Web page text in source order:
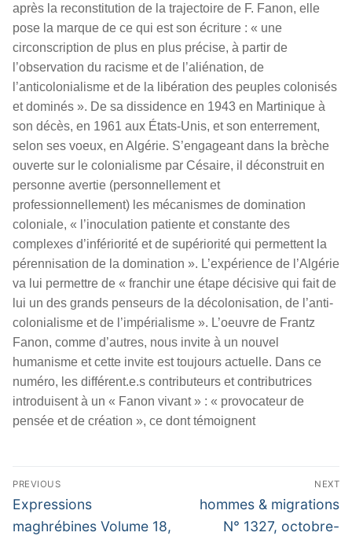
après la reconstitution de la trajectoire de F. Fanon, elle
pose la marque de ce qui est son écriture : « une
circonscription de plus en plus précise, à partir de
l’observation du racisme et de l’aliénation, de
l’anticolonialisme et de la libération des peuples colonisés
et dominés ». De sa dissidence en 1943 en Martinique à
son décès, en 1961 aux États-Unis, et son enterrement,
selon ses voeux, en Algérie. S’engageant dans la brèche
ouverte sur le colonialisme par Césaire, il déconstruit en
personne avertie (personnellement et
professionnellement) les mécanismes de domination
coloniale, « l’inoculation patiente et constante des
complexes d’infériorité et de supériorité qui permettent la
pérennisation de la domination ». L’expérience de l’Algérie
va lui permettre de « franchir une étape décisive qui fait de
lui un des grands penseurs de la décolonisation, de l’anti-
colonialisme et de l’impérialisme ». L’oeuvre de Frantz
Fanon, comme d’autres, nous invite à un nouvel
humanisme et cette invite est toujours actuelle. Dans ce
numéro, les différent.e.s contributeurs et contributrices
introduisent à un « Fanon vivant » : « provocateur de
pensée et de création », ce dont témoignent
Navigation
de
l’article
PREVIOUS
Previous
post:
Expressions
maghrébines Volume 18,
NEXT
Next
post:
hommes & migrations
N° 1327, octobre-